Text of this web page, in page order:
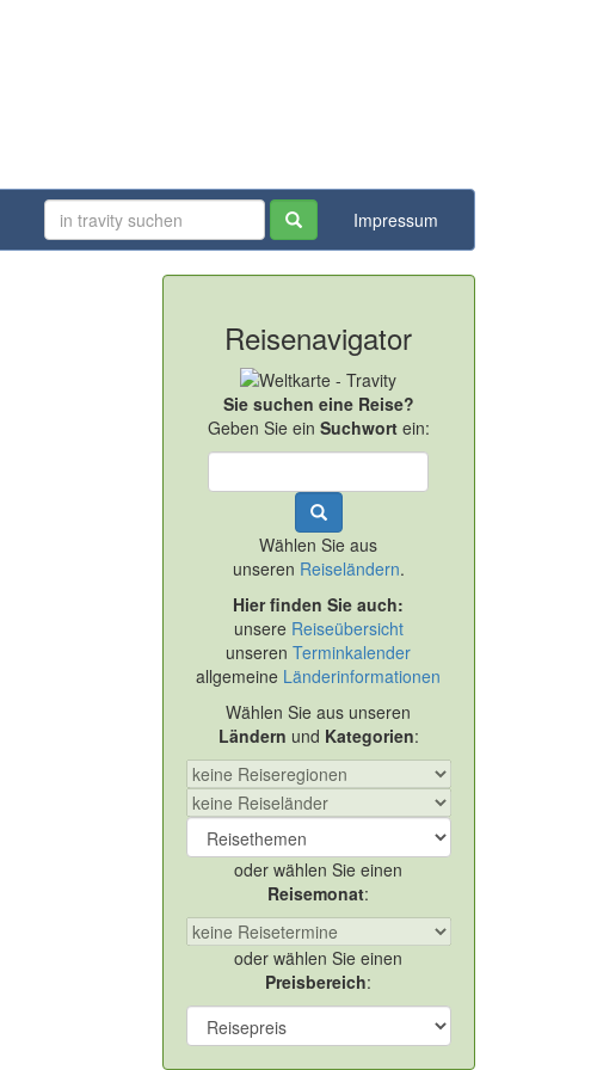
Impressum
Reisenavigator
Sie suchen eine Reise?
Geben Sie ein Suchwortein:
Wählen Sie aus
unseren Reiseländern.
Hier finden Sie auch:
unsere Reiseübersicht
unserenTerminkalender
allgemeine Länderinformationen
Wählen Sie aus unseren
Ländern und Kategorien:
oder wählen Sie einen
Reisemonat:
oder wählen Sie einen
Preisbereich: